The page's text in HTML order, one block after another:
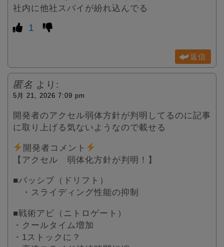
社内に他社スパイが紛れ込んでる
1
返信
匿名 より:
5月 21, 2026 7:09 pm
開発者のアクセル弱体方針が判明してるのに記事
に取り上げる気ないようなので載せる
開発者コメント
【アクセル 弱体化方針が判明！】
■パッシブ（ドリフト）
・スライディング性能の抑制
■戦術アビ（ニトロゲート）
・クールタイム増加
・1ストックに？